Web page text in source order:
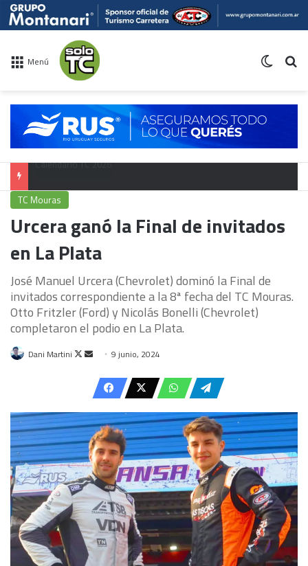
Menú
TC Mouras
Urcera ganó la Final de invitados
en La Plata
José Manuel Urcera (Chevrolet) dominó la Final de
invitados correspondiente a la 8ª fecha del TC Mouras.
Otto Fritzler (Ford) y Nicolás Bonelli (Chevrolet)
completaron el podio en La Plata.
Dani Martini
Follow
Send
email
9 junio, 2024